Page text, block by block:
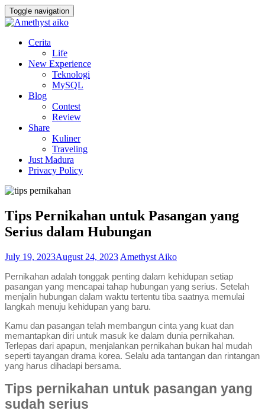
Toggle navigation
Cerita
Life
New Experience
Teknologi
MySQL
Blog
Contest
Review
Share
Kuliner
Traveling
Just Madura
Privacy Policy
Tips Pernikahan untuk Pasangan yang
Serius dalam Hubungan
July 19, 2023August 24, 2023 Amethyst Aiko
Pernikahan adalah tonggak penting dalam kehidupan setiap
pasangan yang mencapai tahap hubungan yang serius. Setelah
menjalin hubungan dalam waktu tertentu tiba saatnya memulai
langkah menuju kehidupan yang baru.
Kamu dan pasangan telah membangun cinta yang kuat dan
memantapkan diri untuk masuk ke dalam dunia pernikahan.
Terlepas dari apapun, menjalankan pernikahan bukan hal mudah
seperti tayangan drama korea. Selalu ada tantangan dan rintangan
yang harus dihadapi bersama.
Tips pernikahan untuk pasangan yang
sudah serius